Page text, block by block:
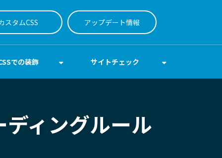
スタムCSS アップデート情報
での装飾 サイトチェック
ィングルール